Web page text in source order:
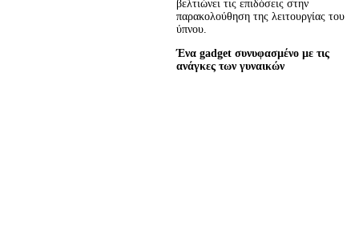
βελτιώνει τις επιδόσεις στην
παρακολούθηση της λειτουργίας του
ύπνου.
Ένα gadget συνυφασµένο µε τις
ανάγκες των γυναικών